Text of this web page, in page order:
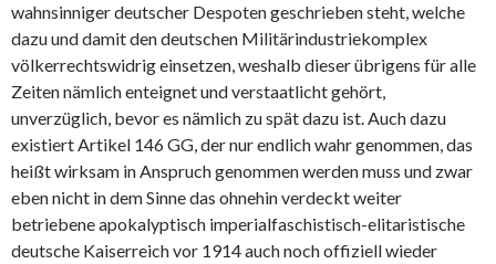
wahnsinniger deutscher Despoten geschrieben steht, welche
dazu und damit den deutschen Militärindustriekomplex
völkerrechtswidrig einsetzen, weshalb dieser übrigens für alle
Zeiten nämlich enteignet und verstaatlicht gehört,
unverzüglich, bevor es nämlich zu spät dazu ist. Auch dazu
existiert Artikel 146 GG, der nur endlich wahr genommen, das
heißt wirksam in Anspruch genommen werden muss und zwar
eben nicht in dem Sinne das ohnehin verdeckt weiter
betriebene apokalyptisch imperialfaschistisch-elitaristische
deutsche Kaiserreich vor 1914 auch noch offiziell wieder